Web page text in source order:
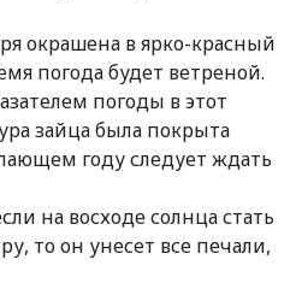
окрашена в ярко-красный
погода будет ветреной.
погоды в этот
зайца была покрыта
году следует ждать
на восходе солнца стать
то он унесет все печали,